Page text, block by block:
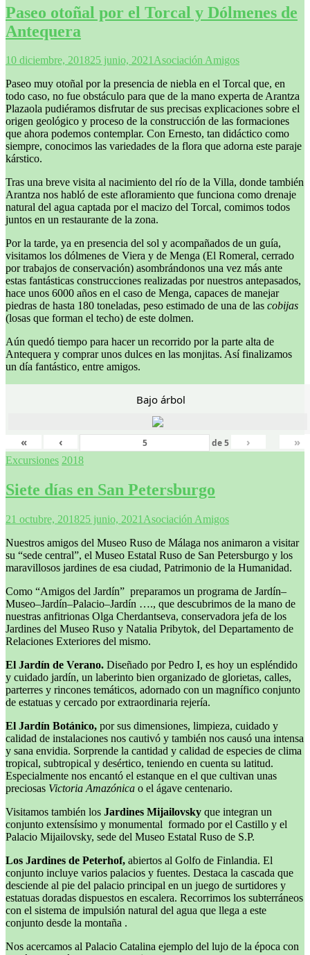
Paseo otoñal por el Torcal y Dólmenes de
Antequera
10 diciembre, 201825 junio, 2021Asociación Amigos
Paseo muy otoñal por la presencia de niebla en el Torcal que, en
todo caso, no fue obstáculo para que de la mano experta de Arantza
Plazaola pudiéramos disfrutar de sus precisas explicaciones sobre el
origen geológico y proceso de la construcción de las formaciones
que ahora podemos contemplar. Con Ernesto, tan didáctico como
siempre, conocimos las variedades de la flora que adorna este paraje
kárstico.
Tras una breve visita al nacimiento del río de la Villa, donde también
Arantza nos habló de este afloramiento que funciona como drenaje
natural del agua captada por el macizo del Torcal, comimos todos
juntos en un restaurante de la zona.
Por la tarde, ya en presencia del sol y acompañados de un guía,
visitamos los dólmenes de Viera y de Menga (El Romeral, cerrado
por trabajos de conservación) asombrándonos una vez más ante
estas fantásticas construcciones realizadas por nuestros antepasados,
hace unos 6000 años en el caso de Menga, capaces de manejar
piedras de hasta 180 toneladas, peso estimado de una de las cobijas
(losas que forman el techo) de este dolmen.
Aún quedó tiempo para hacer un recorrido por la parte alta de
Antequera y comprar unos dulces en las monjitas. Así finalizamos
un día fantástico, entre amigos.
Bajo árbol
« ‹ de5 › »
Excursiones 2018
Siete días en San Petersburgo
21 octubre, 201825 junio, 2021 Asociación Amigos
Nuestros amigos del Museo Ruso de Málaga nos animaron a visitar
su “sede central”, el Museo Estatal Ruso de San Petersburgo y los
maravillosos jardines de esa ciudad, Patrimonio de la Humanidad.
Como “Amigos del Jardín” preparamos un programa de Jardín–
Museo–Jardín–Palacio–Jardín …., que descubrimos de la mano de
nuestras anfitrionas Olga Cherdantseva, conservadora jefa de los
Jardines del Museo Ruso y Natalia Pribytok, del Departamento de
Relaciones Exteriores del mismo.
El Jardín de Verano. Diseñado por Pedro I, es hoy un espléndido
y cuidado jardín, un laberinto bien organizado de glorietas, calles,
parterres y rincones temáticos, adornado con un magnífico conjunto
de estatuas y cercado por extraordinaria rejería.
El Jardín Botánico, por sus dimensiones, limpieza, cuidado y
calidad de instalaciones nos cautivó y también nos causó una intensa
y sana envidia. Sorprende la cantidad y calidad de especies de clima
tropical, subtropical y desértico, teniendo en cuenta su latitud.
Especialmente nos encantó el estanque en el que cultivan unas
preciosas Victoria Amazónica o el ágave centenario.
Visitamos también los Jardines Mijailovsky que integran un
conjunto extensísimo y monumental formado por el Castillo y el
Palacio Mijailovsky, sede del Museo Estatal Ruso de S.P.
Los Jardines de Peterhof, abiertos al Golfo de Finlandia. El
conjunto incluye varios palacios y fuentes. Destaca la cascada que
desciende al pie del palacio principal en un juego de surtidores y
estatuas doradas dispuestos en escalera. Recorrimos los subterráneos
con el sistema de impulsión natural del agua que llega a este
conjunto desde la montaña .
Nos acercamos al Palacio Catalina ejemplo del lujo de la época con